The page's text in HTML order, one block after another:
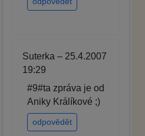
Suterka – 25.4.2007
19:29
#9#ta zpráva je od
Aniky Králíkové ;)
odpovědět